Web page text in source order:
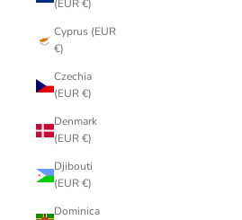
(EUR €)
Cyprus (EUR
€)
Czechia
(EUR €)
Denmark
(EUR €)
Djibouti
(EUR €)
Dominica